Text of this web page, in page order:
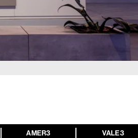
AMER3 VALE3